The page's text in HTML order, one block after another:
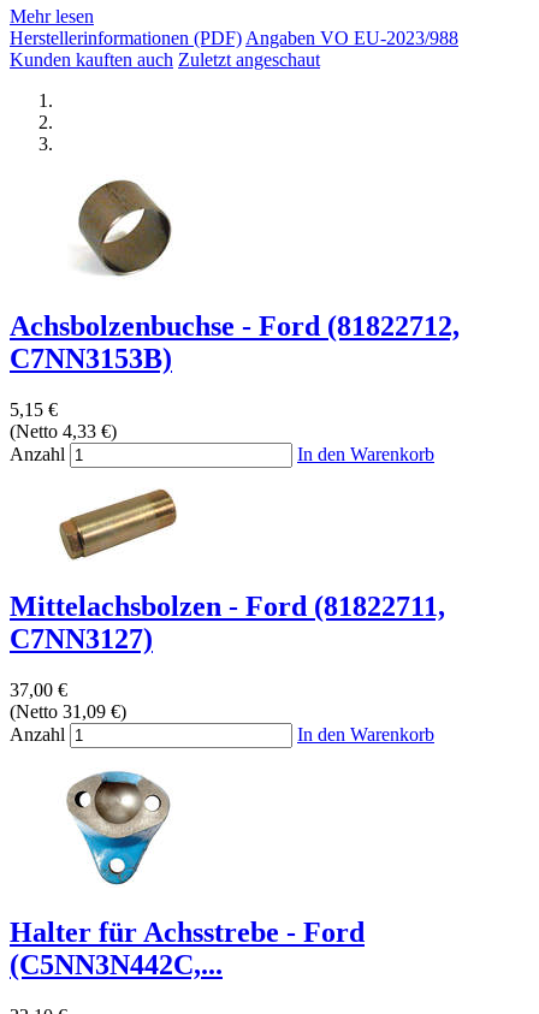
Mehr lesen
Herstellerinformationen (PDF)Angaben VO EU-2023/988
Kunden kauften auch Zuletzt angeschaut
Achsbolzenbuchse - Ford (81822712,
C7NN3153B)
5,15 €
(Netto 4,33 €)
Anzahl
In den Warenkorb
Mittelachsbolzen - Ford (81822711,
C7NN3127)
37,00 €
(Netto 31,09 €)
Anzahl
In den Warenkorb
Halter für Achsstrebe - Ford
(C5NN3N442C,...